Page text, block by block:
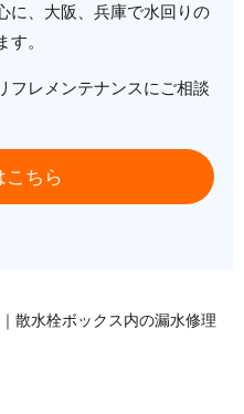
に、大阪、兵庫で水回りの
。
フレメンテナンスにご相談
こちら
散水栓ボックス内の漏水修理